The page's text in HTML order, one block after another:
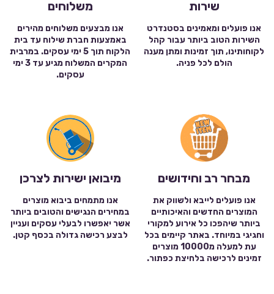
שירות
אנו פועלים ומאמינים בסטנדרט
השירות הטוב ביותר עבור קהל
לקוחותינו, תוך זמינות ומתן מענה
הולם לכל פניה.
משלוחים
אנו מבצעים משלוחים מהירים
באמצעות חברת שילוח עד בית
הלקוח תוך 5 ימי עסקים. במרבית
המקרים המשלוח מגיע עד 3 ימי
עסקים.
מבחר רב וחידושים
אנו פועלים לייבא ולשווק את
המוצרים החדשים והאיכותיים
ביותר שיהפכו כל אירוע למקורי
וחגיגי במיוחד. באתר קיימים בכל
עת למעלה מ10000 מוצרים
זמינים לרכישה בלחיצת כפתור.
מיבואן ישירות לצרכן
אנו מתמחים ביבוא מוצרים
במחירים הנגישים והטובים ביותר
אשר יאפשרו לבעלי עסקים ועניין
לבצע רכישה גדולה בכסף קטן.